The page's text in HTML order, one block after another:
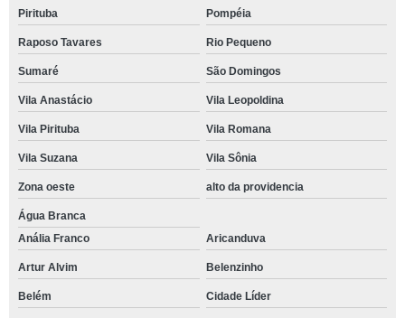
Pirituba Pompéia
Raposo Tavares Rio Pequeno
Sumaré São Domingos
Vila Anastácio Vila Leopoldina
Vila Pirituba Vila Romana
Vila Suzana Vila Sônia
Zona oeste alto da providencia
Água Branca
Anália Franco
Aricanduva
Artur Alvim Belenzinho
Belém Cidade Líder